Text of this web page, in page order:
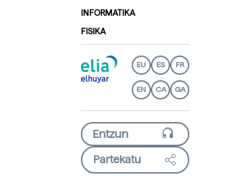
INFORMATIKA
FISIKA
EU ES FR
EN CA GA
Partekatu